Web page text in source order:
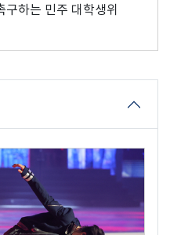
구하는 민주 대학생위